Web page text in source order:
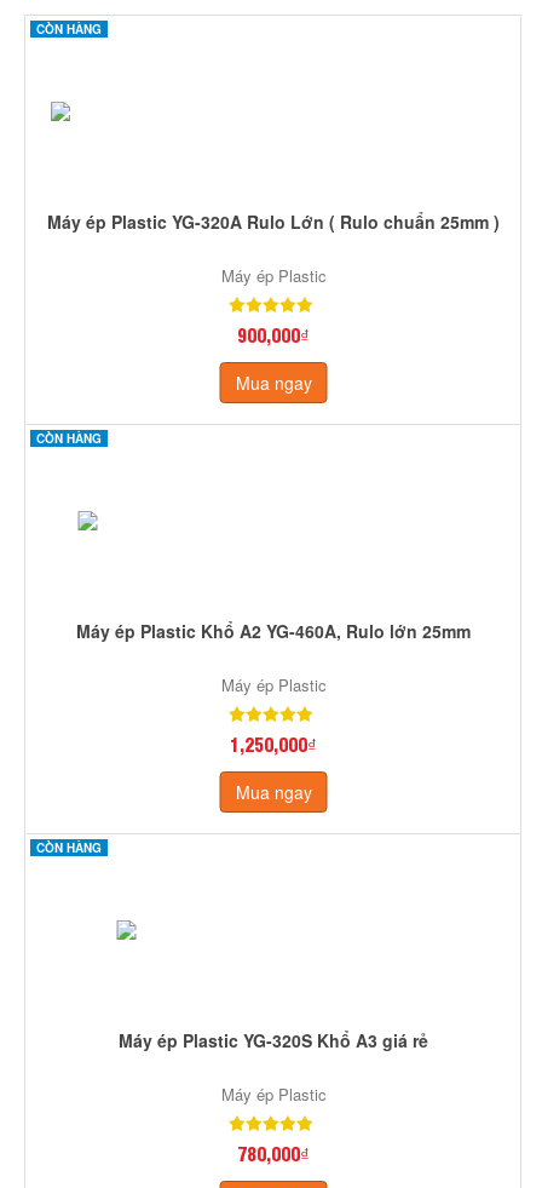
CÒN HÀNG
Máy ép Plastic YG-320A Rulo Lớn ( Rulo chuẩn 25mm )
Máy ép Plastic
900,000₫
Mua ngay
CÒN HÀNG
Máy ép Plastic Khổ A2 YG-460A, Rulo lớn 25mm
Máy ép Plastic
1,250,000₫
Mua ngay
CÒN HÀNG
Máy ép Plastic YG-320S Khổ A3 giá rẻ
Máy ép Plastic
780,000₫